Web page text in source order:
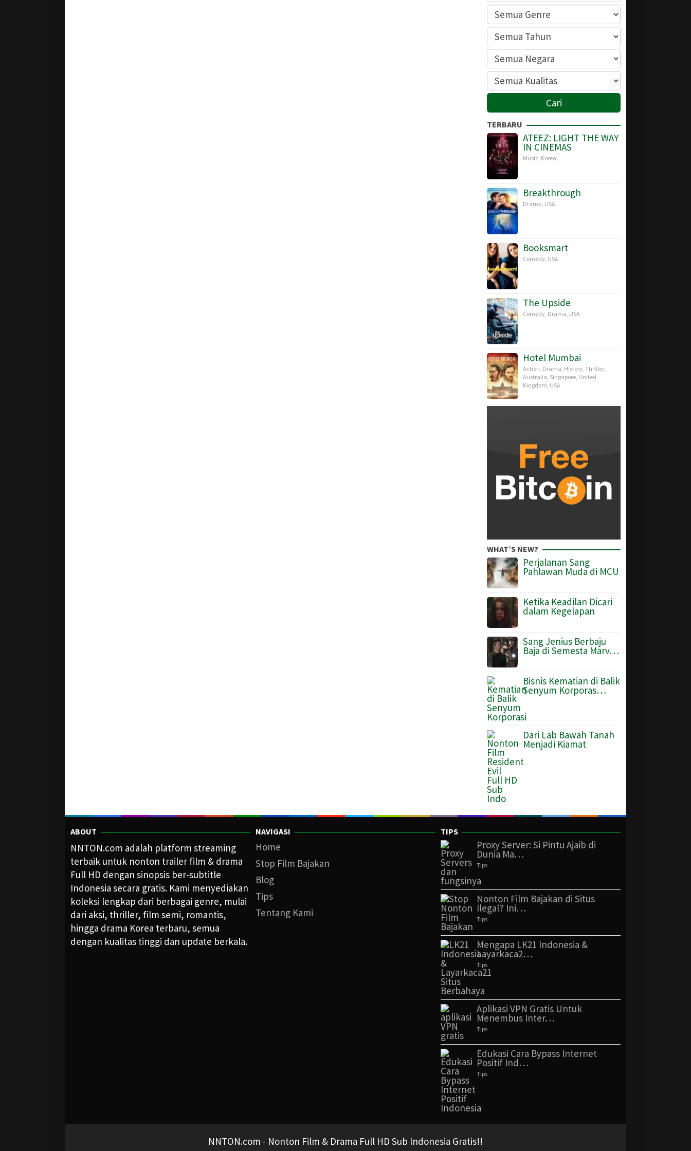
TERBARU
ATEEZ: LIGHT THE WAY
IN CINEMAS
Music, Korea
Breakthrough
Drama, USA
Booksmart
Comedy, USA
The Upside
Comedy, Drama, USA
Hotel Mumbai
Action, Drama, History, Thriller,
Australia, Singapore, United
Kingdom, USA
WHAT’S NEW?
Perjalanan Sang
Pahlawan Muda di MCU
Ketika Keadilan Dicari
dalam Kegelapan
Sang Jenius Berbaju
Baja di Semesta Marv…
Bisnis Kematian di Balik
Senyum Korporas…
Dari Lab Bawah Tanah
Menjadi Kiamat
ABOUT
NNTON.com adalah platform streaming
terbaik untuk nonton trailer film & drama
Full HD dengan sinopsis ber-subtitle
Indonesia secara gratis. Kami menyediakan
koleksi lengkap dari berbagai genre, mulai
dari aksi, thriller, film semi, romantis,
hingga drama Korea terbaru, semua
dengan kualitas tinggi dan update berkala.
NAVIGASI
Home
Stop Film Bajakan
Blog
Tips
Tentang Kami
TIPS
Proxy Server: Si Pintu Ajaib di
Dunia Ma…
Tips
Nonton Film Bajakan di Situs
Ilegal? Ini…
Tips
Mengapa LK21 Indonesia &
Layarkaca2…
Tips
Aplikasi VPN Gratis Untuk
Menembus Inter…
Tips
Edukasi Cara Bypass Internet
Positif Ind…
Tips
NNTON.com - Nonton Film & Drama Full HD Sub Indonesia Gratis!!